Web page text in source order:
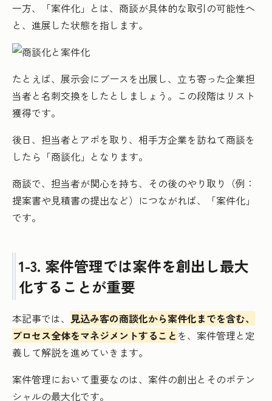
一方、「案件化」とは、商談が具体的な取引の可能性へ
と、進展した状態を指します。
たとえば、展示会にブースを出展し、立ち寄った企業担
当者と名刺交換をしたとしましょう。この段階はリスト
獲得です。
後日、担当者とアポを取り、相手方企業を訪ねて商談を
したら「商談化」となります。
商談で、担当者が関心を持ち、その後のやり取り（例：
提案書や見積書の提出など）につながれば、「案件化」
です。
1-3. 案件管理では案件を創出し最大
化することが重要
本記事では、 見込み客の商談化から案件化までを含む、
プロセス全体をマネジメントすること を、案件管理と定
義して解説を進めていきます。
案件管理において重要なのは、案件の創出とそのポテン
シャルの最大化です。